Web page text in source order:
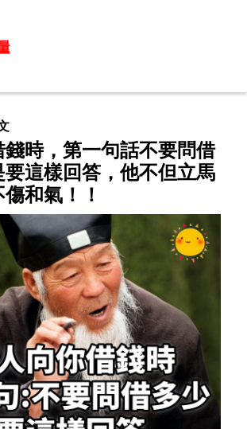
時，第一句話不要問借
要這樣回答，他不但立馬
和氣！！